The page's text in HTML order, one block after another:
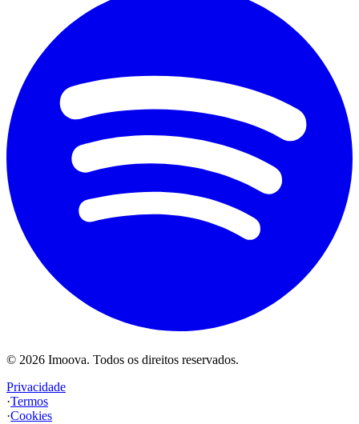
© 2026 Imoova. Todos os direitos reservados.
Privacidade
·Termos
·Cookies